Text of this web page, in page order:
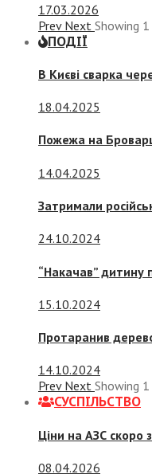
17.03.2026
Prev Next Showing 1
ПОДІЇ
В Києві сварка
18.04.2025
Пожежа на
14.04.2025
Затримали
24.10.2024
“Накачав” дитину
15.10.2024
Протаранив
14.10.2024
Prev Next Showing 1
СУСПIЛЬСТВО
Ціни на АЗС скоро
08.04.2026